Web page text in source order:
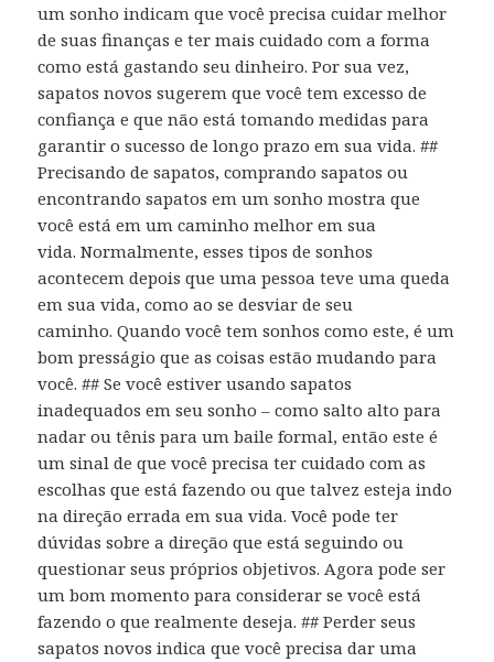
um sonho indicam que você precisa cuidar melhor
de suas finanças e ter mais cuidado com a forma
como está gastando seu dinheiro. Por sua vez,
sapatos novos sugerem que você tem excesso de
confiança e que não está tomando medidas para
garantir o sucesso de longo prazo em sua vida. ##
Precisando de sapatos, comprando sapatos ou
encontrando sapatos em um sonho mostra que
você está em um caminho melhor em sua
vida. Normalmente, esses tipos de sonhos
acontecem depois que uma pessoa teve uma queda
em sua vida, como ao se desviar de seu
caminho. Quando você tem sonhos como este, é um
bom presságio que as coisas estão mudando para
você. ## Se você estiver usando sapatos
inadequados em seu sonho – como salto alto para
nadar ou tênis para um baile formal, então este é
um sinal de que você precisa ter cuidado com as
escolhas que está fazendo ou que talvez esteja indo
na direção errada em sua vida. Você pode ter
dúvidas sobre a direção que está seguindo ou
questionar seus próprios objetivos. Agora pode ser
um bom momento para considerar se você está
fazendo o que realmente deseja. ## Perder seus
sapatos novos indica que você precisa dar uma